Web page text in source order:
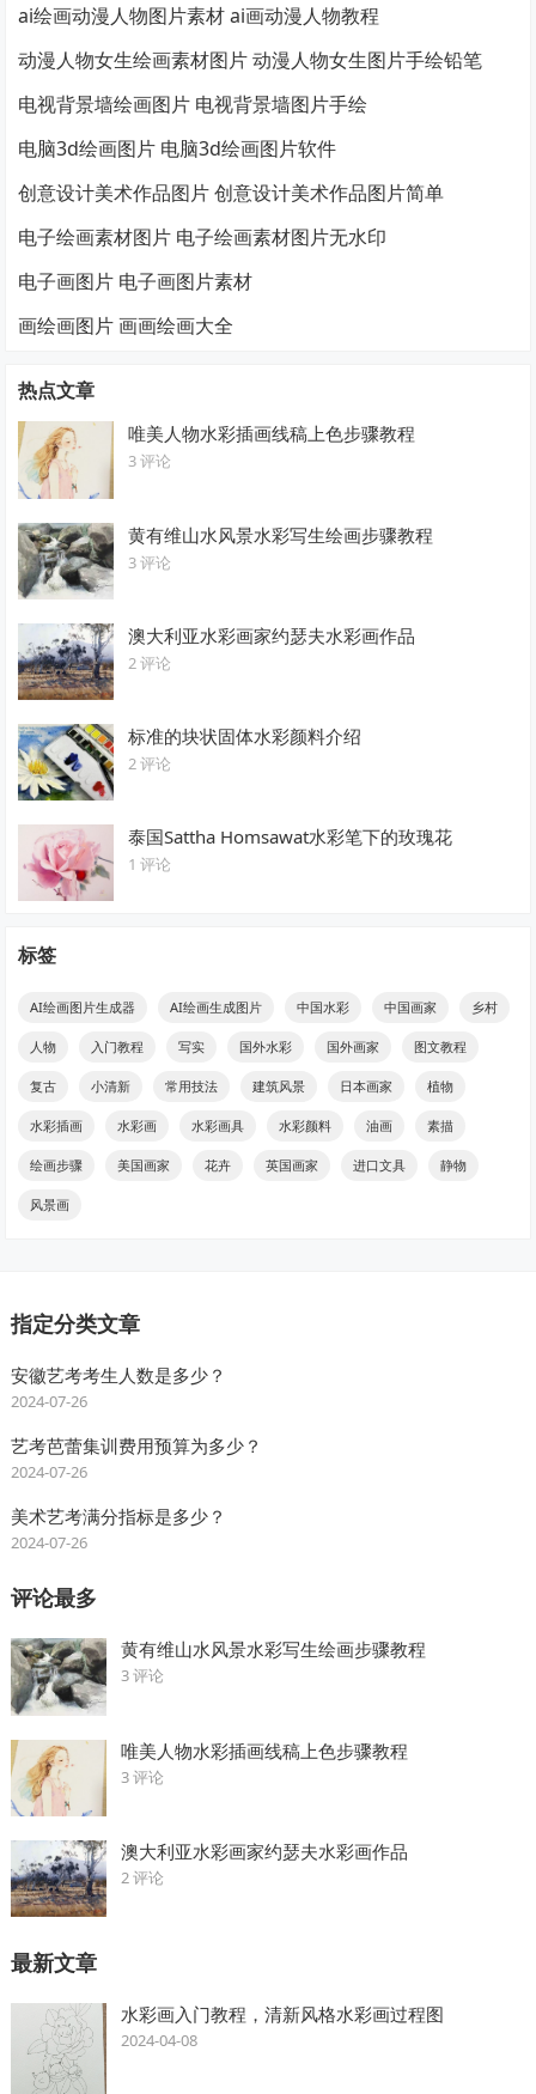
ai绘画动漫人物图片素材 ai画动漫人物教程
动漫人物女生绘画素材图片 动漫人物女生图片手绘铅笔
电视背景墙绘画图片 电视背景墙图片手绘
电脑3d绘画图片 电脑3d绘画图片软件
创意设计美术作品图片 创意设计美术作品图片简单
电子绘画素材图片 电子绘画素材图片无水印
电子画图片 电子画图片素材
画绘画图片 画画绘画大全
热点文章
唯美人物水彩插画线稿上色步骤教程
3 评论
黄有维山水风景水彩写生绘画步骤教程
3 评论
澳大利亚水彩画家约瑟夫水彩画作品
2 评论
标准的块状固体水彩颜料介绍
2 评论
泰国Sattha Homsawat水彩笔下的玫瑰花
1 评论
标签
AI绘画图片生成器 AI绘画生成图片 中国水彩 中国画家 乡村
人物 入门教程 写实 国外水彩 国外画家 图文教程
复古 小清新 常用技法 建筑风景 日本画家 植物
水彩插画 水彩画 水彩画具 水彩颜料 油画 素描
绘画步骤 美国画家 花卉 英国画家 进口文具 静物
风景画
指定分类文章
安徽艺考考生人数是多少？
2024-07-26
艺考芭蕾集训费用预算为多少？
2024-07-26
美术艺考满分指标是多少？
2024-07-26
评论最多
黄有维山水风景水彩写生绘画步骤教程
3 评论
唯美人物水彩插画线稿上色步骤教程
3 评论
澳大利亚水彩画家约瑟夫水彩画作品
2 评论
最新文章
水彩画入门教程，清新风格水彩画过程图
2024-04-08